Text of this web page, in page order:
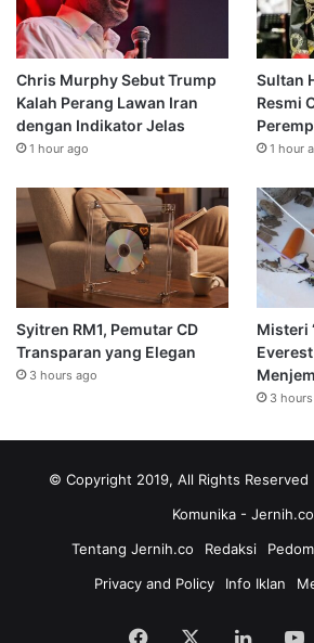
Chris Murphy Sebut Trump
Kalah Perang Lawan Iran
dengan Indikator Jelas
1 hour ago
Sultan
Resmi
1 hour
Syitren RM1, Pemutar CD
Transparan yang Elegan
3 hours ago
Misteri
3
© Copyright 2019, All Rights
Komunika - Jernih.co
Tentang Jernih.co
Redaksi
Privacy and Policy
Info Iklan
Facebook